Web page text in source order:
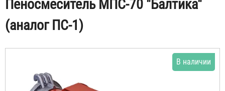
Пеносмеситель МПС-70 "Балтика"
(аналог ПС-1)
В наличии